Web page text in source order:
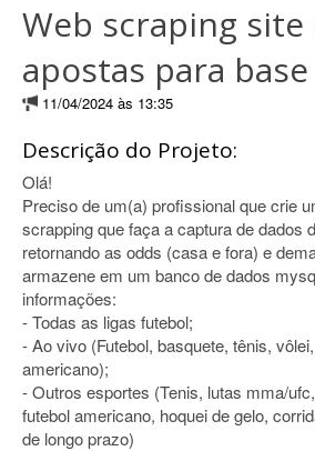
Web scraping site
apostas para
11/04/2024 às 13:35
Descrição do Projeto:
Olá!
Preciso de um(a) profissional que crie
scrapping que faça a captura de dados
retornando as odds (casa e fora) e
armazene em um banco de dados
informações:
- Todas as ligas futebol;
- Ao vivo (Futebol, basquete, tênis,
americano);
- Outros esportes (Tenis, lutas mma/
futebol americano, hoquei de gelo,
de longo prazo)